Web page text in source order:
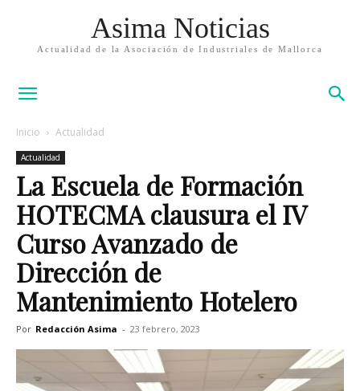
Asima Noticias
Actualidad de la Asociación de Industriales de Mallorca
Inicio Actualidad
Actualidad
La Escuela de Formación
HOTECMA clausura el IV
Curso Avanzado de
Dirección de
Mantenimiento Hotelero
Por Redacción Asima - 23 febrero, 2023